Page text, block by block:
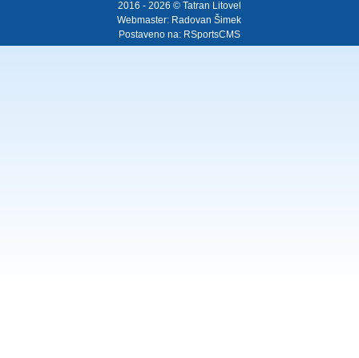
2016 - 2026 © Tatran Litovel
Webmaster: Radovan Šimek
Postaveno na: RSportsCMS